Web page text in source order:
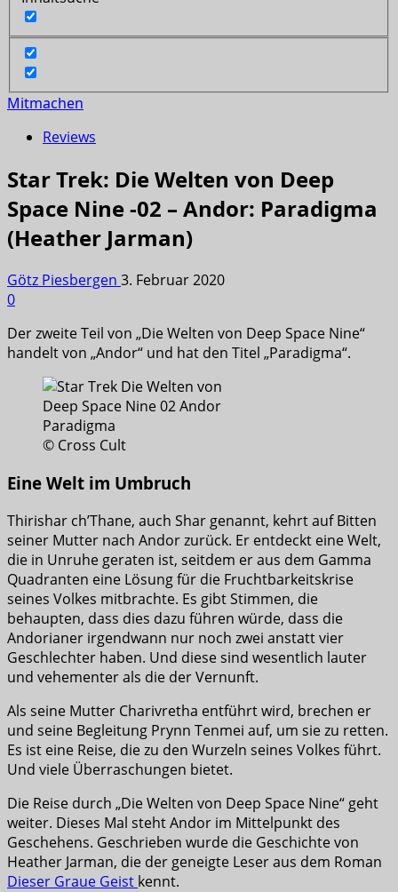
Mitmachen
Reviews
Star Trek: Die Welten von Deep
Space Nine -02 – Andor: Paradigma
(Heather Jarman)
Götz Piesbergen 3. Februar 2020
0
Der zweite Teil von „Die Welten von Deep Space Nine“
handelt von „Andor“ und hat den Titel „Paradigma“.
© Cross Cult
Eine Welt im Umbruch
Thirishar ch’Thane, auch Shar genannt, kehrt auf Bitten
seiner Mutter nach Andor zurück. Er entdeckt eine Welt,
die in Unruhe geraten ist, seitdem er aus dem Gamma
Quadranten eine Lösung für die Fruchtbarkeitskrise
seines Volkes mitbrachte. Es gibt Stimmen, die
behaupten, dass dies dazu führen würde, dass die
Andorianer irgendwann nur noch zwei anstatt vier
Geschlechter haben. Und diese sind wesentlich lauter
und vehementer als die der Vernunft.
Als seine Mutter Charivretha entführt wird, brechen er
und seine Begleitung Prynn Tenmei auf, um sie zu retten.
Es ist eine Reise, die zu den Wurzeln seines Volkes führt.
Und viele Überraschungen bietet.
Die Reise durch „Die Welten von Deep Space Nine“ geht
weiter. Dieses Mal steht Andor im Mittelpunkt des
Geschehens. Geschrieben wurde die Geschichte von
Heather Jarman, die der geneigte Leser aus dem Roman
Dieser Graue Geist kennt.